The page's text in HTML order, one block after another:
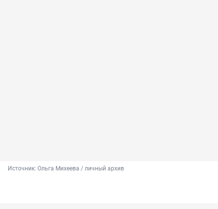
Источник: Ольга Михеева / личный архив